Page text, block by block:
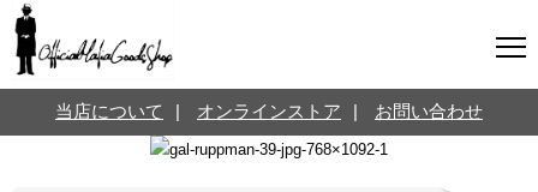
当店について オンラインストア お問い合わせ
オンラインストア
お問い合わせ